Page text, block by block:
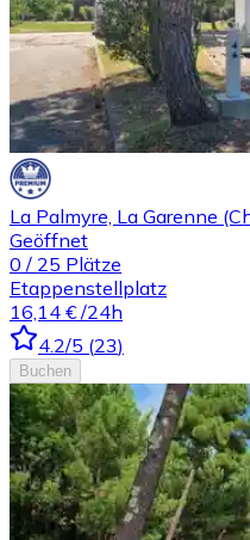
La Palmyre, La Garenne
Geöffnet
0 / 25 Plätze
Etappenstellplatz
16,14 € /24h
4.2/5 (23)
Buchen